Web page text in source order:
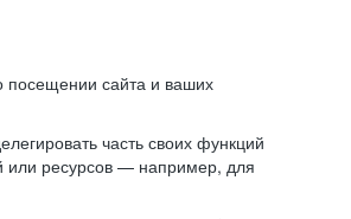
посещении сайта и ваших
часть своих функций
или ресурсов — например, для